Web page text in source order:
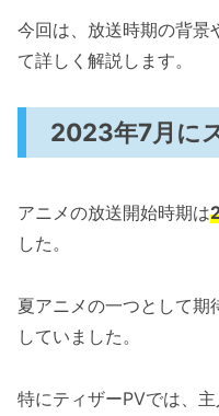
今回は、放送時期の背景
て詳しく解説します。
2023年7月に
アニメの放送開始時期は
した。
夏アニメの一つとして期
していました。
特にティザーPVでは、